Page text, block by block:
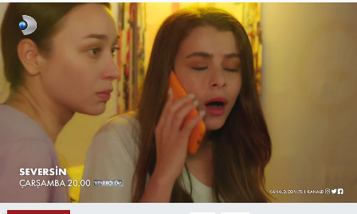
EĞİTİM
BÖLGE
POPÜLER
DÜNYA
TREND